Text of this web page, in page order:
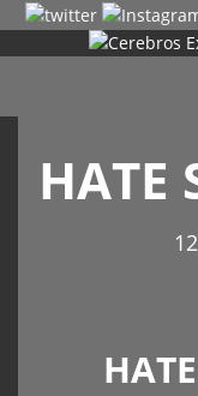
HATE